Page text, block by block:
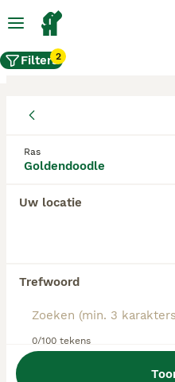
Filters2
Ras
Goldendoodle
Uw locatie
Trefwoord
0/100 tekens
Goldendoodle Fokkers
Beheer bij ons